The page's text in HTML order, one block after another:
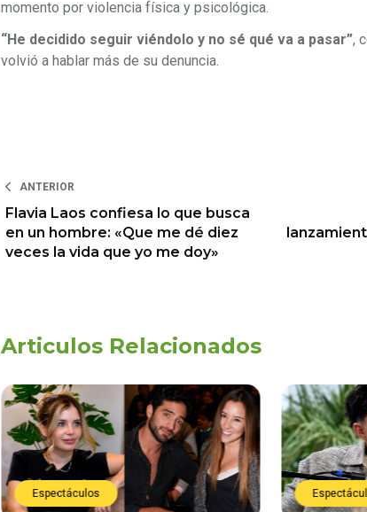
momento por violencia física y psicológica.
“He decidido seguir viéndolo y no sé qué va a pasar”,
volvió a hablar más de su denuncia.
ANTERIOR
Flavia Laos confiesa lo que busca
en un hombre: «Que me dé diez
veces la vida que yo me doy»
Articulos Relacionados
Espectáculos